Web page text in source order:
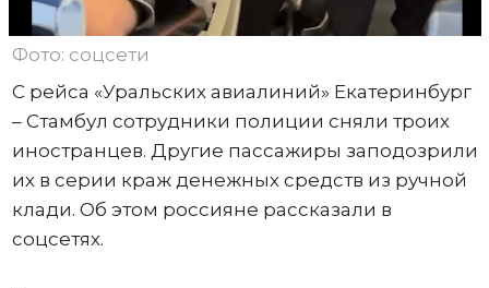
Фото: соцсети
С рейса «Уральских авиалиний» Екатеринбург
– Стамбул сотрудники полиции сняли троих
иностранцев. Другие пассажиры заподозрили
их в серии краж денежных средств из ручной
клади. Об этом россияне рассказали в
соцсетях.